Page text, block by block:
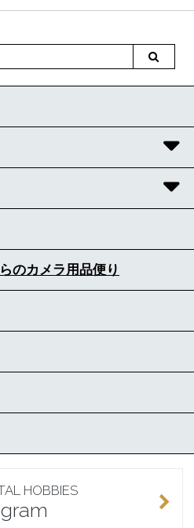
のカメラ用品便り
HOBBIES